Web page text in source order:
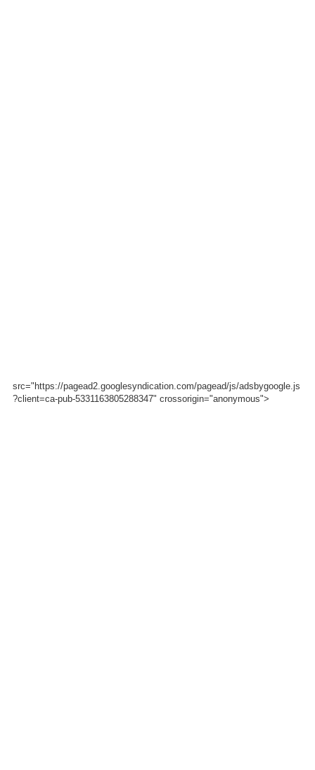
src="https://pagead2.googlesyndication.com/pagead/js/adsbygoogle.js
?client=ca-pub-5331163805288347" crossorigin="anonymous">